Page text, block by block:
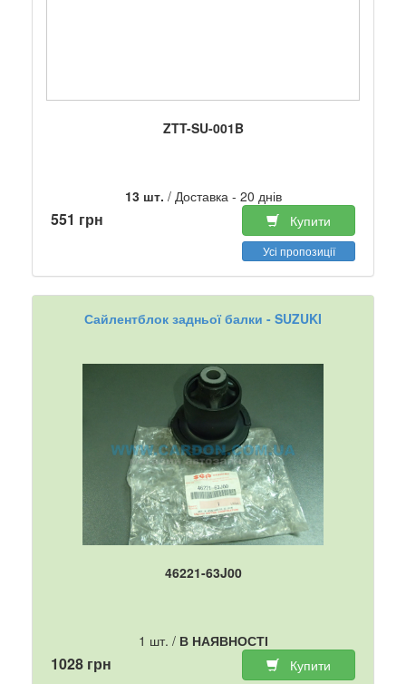
ZTT-SU-001B
13 шт. / Доставка - 20 днів
551 грн Купити
Усі пропозиції
Сайлентблок задньої балки - SUZUKI
46221-63J00
1 шт. / В НАЯВНОСТІ
1028 грн Купити